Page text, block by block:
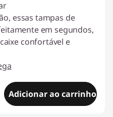
essas tampas de
em segundos,
confortável e
Adicionar ao carrinho